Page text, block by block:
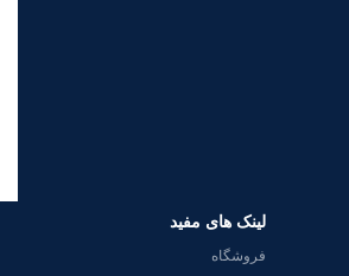
لینک های مفید
فروشگاه